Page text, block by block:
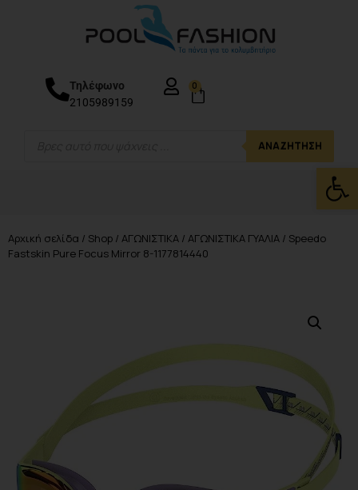
ΑΝΑΖΉΤΗΣΗ
Τηλέφωνο
2105989159
0
Αρχική σελίδα / Shop / ΑΓΩΝΙΣΤΙΚΑ / ΑΓΩΝΙΣΤΙΚΑ ΓΥΑΛΙΑ / Speedo
Fastskin Pure Focus Mirror 8-1177814440